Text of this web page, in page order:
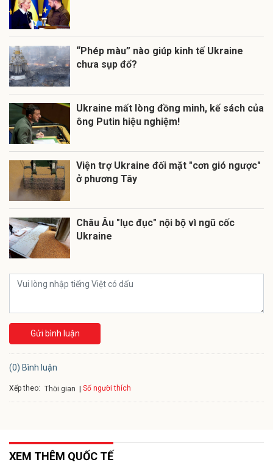
“Phép màu” nào giúp kinh tế Ukraine
chưa sụp đổ?
Ukraine mất lòng đồng minh, kế sách của
ông Putin hiệu nghiệm!
Viện trợ Ukraine đối mặt "cơn gió ngược"
ở phương Tây
Châu Âu "lục đục" nội bộ vì ngũ cốc
Ukraine
Gửi bình luận
(0) Bình luận
Xếp theo: Thời gian Số người thích
XEM THÊM QUỐC TẾ